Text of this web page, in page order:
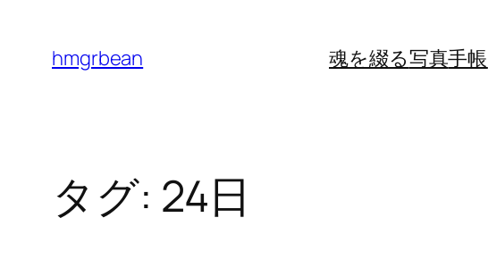
hmgrbean 魂を綴る写真手帳
タグ: 24日